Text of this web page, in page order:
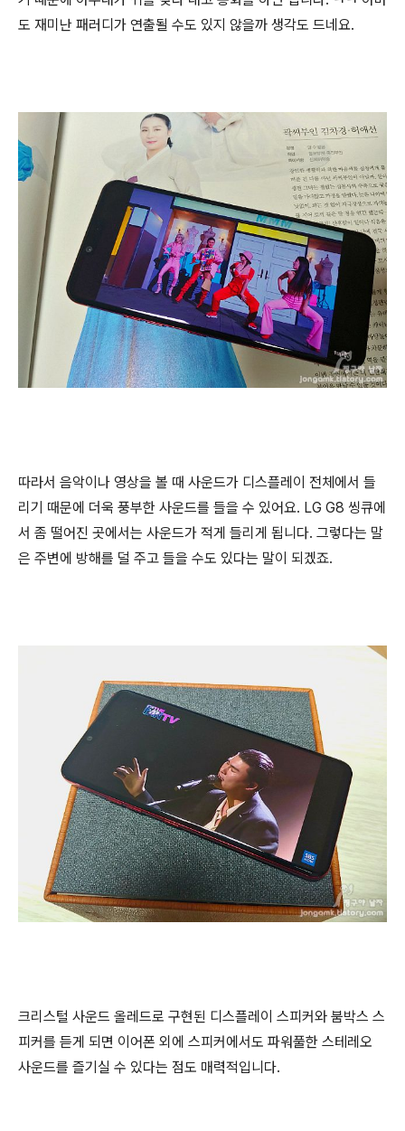
도 재미난 패러디가 연출될 수도 있지 않을까 생각도 드네요.
따라서 음악이나 영상을 볼 때 사운드가 디스플레이 전체에서 들
리기 때문에 더욱 풍부한 사운드를 들을 수 있어요. LG G8 씽큐에
서 좀 떨어진 곳에서는 사운드가 적게 들리게 됩니다. 그렇다는 말
은 주변에 방해를 덜 주고 들을 수도 있다는 말이 되겠죠.
크리스털 사운드 올레드로 구현된 디스플레이 스피커와 붐박스 스
피커를 듣게 되면 이어폰 외에 스피커에서도 파워풀한 스테레오
사운드를 즐기실 수 있다는 점도 매력적입니다.